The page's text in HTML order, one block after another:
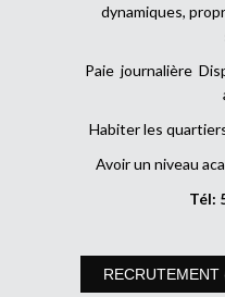
dynamiques,
Paie journalière
Habiter les
Avoir un niveau
Tél: